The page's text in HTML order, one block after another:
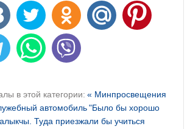
в этой категории: « Минпросвещения
автомобиль"Было бы хорошо
Туда приезжали бы учиться